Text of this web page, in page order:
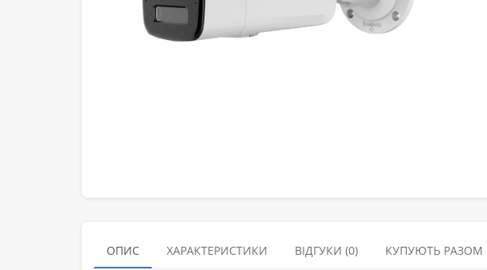
ОПИС ХАРАКТЕРИСТИКИ ВІДГУКИ (0) КУПУЮТЬ РАЗОМ